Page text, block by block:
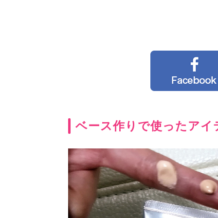
ベース作りで使ったアイ